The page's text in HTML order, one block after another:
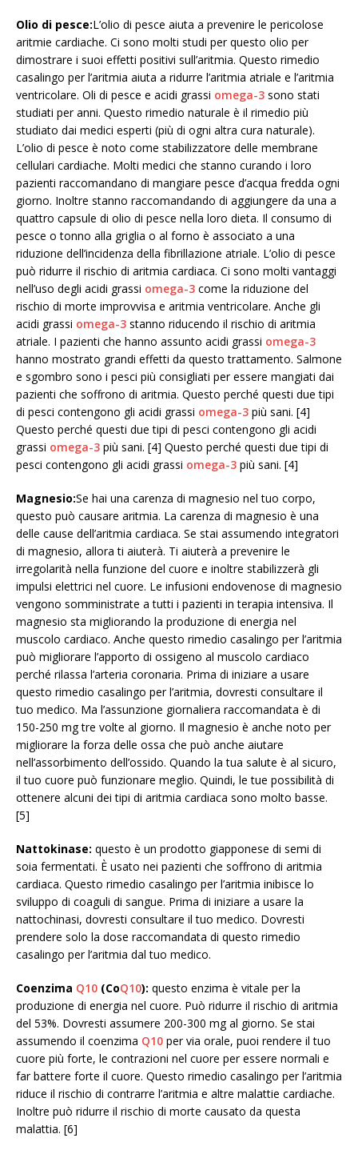
Olio di pesce:L’olio di pesce aiuta a prevenire le pericolose
aritmie cardiache. Ci sono molti studi per questo olio per
dimostrare i suoi effetti positivi sull’aritmia. Questo rimedio
casalingo per l’aritmia aiuta a ridurre l’aritmia atriale e l’aritmia
ventricolare. Oli di pesce e acidi grassi omega-3 sono stati
studiati per anni. Questo rimedio naturale è il rimedio più
studiato dai medici esperti (più di ogni altra cura naturale).
L’olio di pesce è noto come stabilizzatore delle membrane
cellulari cardiache. Molti medici che stanno curando i loro
pazienti raccomandano di mangiare pesce d’acqua fredda ogni
giorno. Inoltre stanno raccomandando di aggiungere da una a
quattro capsule di olio di pesce nella loro dieta. Il consumo di
pesce o tonno alla griglia o al forno è associato a una
riduzione dell’incidenza della fibrillazione atriale. L’olio di pesce
può ridurre il rischio di aritmia cardiaca. Ci sono molti vantaggi
nell’uso degli acidi grassi omega-3 come la riduzione del
rischio di morte improvvisa e aritmia ventricolare. Anche gli
acidi grassi omega-3 stanno riducendo il rischio di aritmia
atriale. I pazienti che hanno assunto acidi grassi omega-3
hanno mostrato grandi effetti da questo trattamento. Salmone
e sgombro sono i pesci più consigliati per essere mangiati dai
pazienti che soffrono di aritmia. Questo perché questi due tipi
di pesci contengono gli acidi grassi omega-3 più sani. [4]
Questo perché questi due tipi di pesci contengono gli acidi
grassi omega-3 più sani. [4] Questo perché questi due tipi di
pesci contengono gli acidi grassi omega-3 più sani. [4]
Magnesio:Se hai una carenza di magnesio nel tuo corpo,
questo può causare aritmia. La carenza di magnesio è una
delle cause dell’aritmia cardiaca. Se stai assumendo integratori
di magnesio, allora ti aiuterà. Ti aiuterà a prevenire le
irregolarità nella funzione del cuore e inoltre stabilizzerà gli
impulsi elettrici nel cuore. Le infusioni endovenose di magnesio
vengono somministrate a tutti i pazienti in terapia intensiva. Il
magnesio sta migliorando la produzione di energia nel
muscolo cardiaco. Anche questo rimedio casalingo per l’aritmia
può migliorare l’apporto di ossigeno al muscolo cardiaco
perché rilassa l’arteria coronaria. Prima di iniziare a usare
questo rimedio casalingo per l’aritmia, dovresti consultare il
tuo medico. Ma l’assunzione giornaliera raccomandata è di
150-250 mg tre volte al giorno. Il magnesio è anche noto per
migliorare la forza delle ossa che può anche aiutare
nell’assorbimento dell’ossido. Quando la tua salute è al sicuro,
il tuo cuore può funzionare meglio. Quindi, le tue possibilità di
ottenere alcuni dei tipi di aritmia cardiaca sono molto basse.
[5]
Nattokinase: questo è un prodotto giapponese di semi di
soia fermentati. È usato nei pazienti che soffrono di aritmia
cardiaca. Questo rimedio casalingo per l’aritmia inibisce lo
sviluppo di coaguli di sangue. Prima di iniziare a usare la
nattochinasi, dovresti consultare il tuo medico. Dovresti
prendere solo la dose raccomandata di questo rimedio
casalingo per l’aritmia dal tuo medico.
Coenzima Q10 (CoQ10): questo enzima è vitale per la
produzione di energia nel cuore. Può ridurre il rischio di aritmia
del 53%. Dovresti assumere 200-300 mg al giorno. Se stai
assumendo il coenzima Q10 per via orale, puoi rendere il tuo
cuore più forte, le contrazioni nel cuore per essere normali e
far battere forte il cuore. Questo rimedio casalingo per l’aritmia
riduce il rischio di contrarre l’aritmia e altre malattie cardiache.
Inoltre può ridurre il rischio di morte causato da questa
malattia. [6]